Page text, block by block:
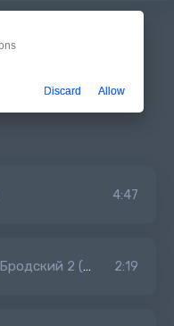
4:47
2 (новый альбом 2022) 2:19
Discard Allow